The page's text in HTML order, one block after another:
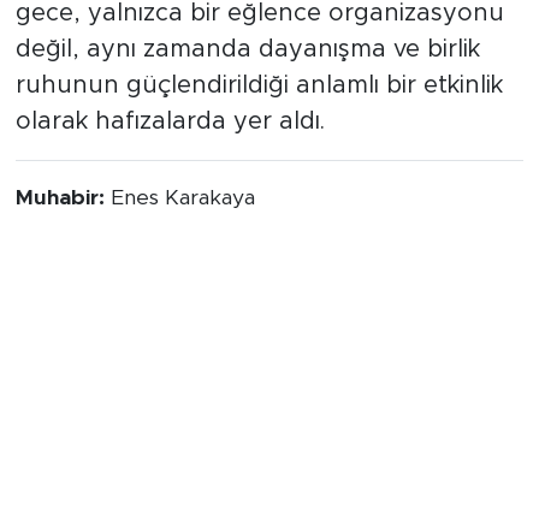
gece, yalnızca bir eğlence organizasyonu
değil, aynı zamanda dayanışma ve birlik
ruhunun güçlendirildiği anlamlı bir etkinlik
olarak hafızalarda yer aldı.
Muhabir: Enes Karakaya